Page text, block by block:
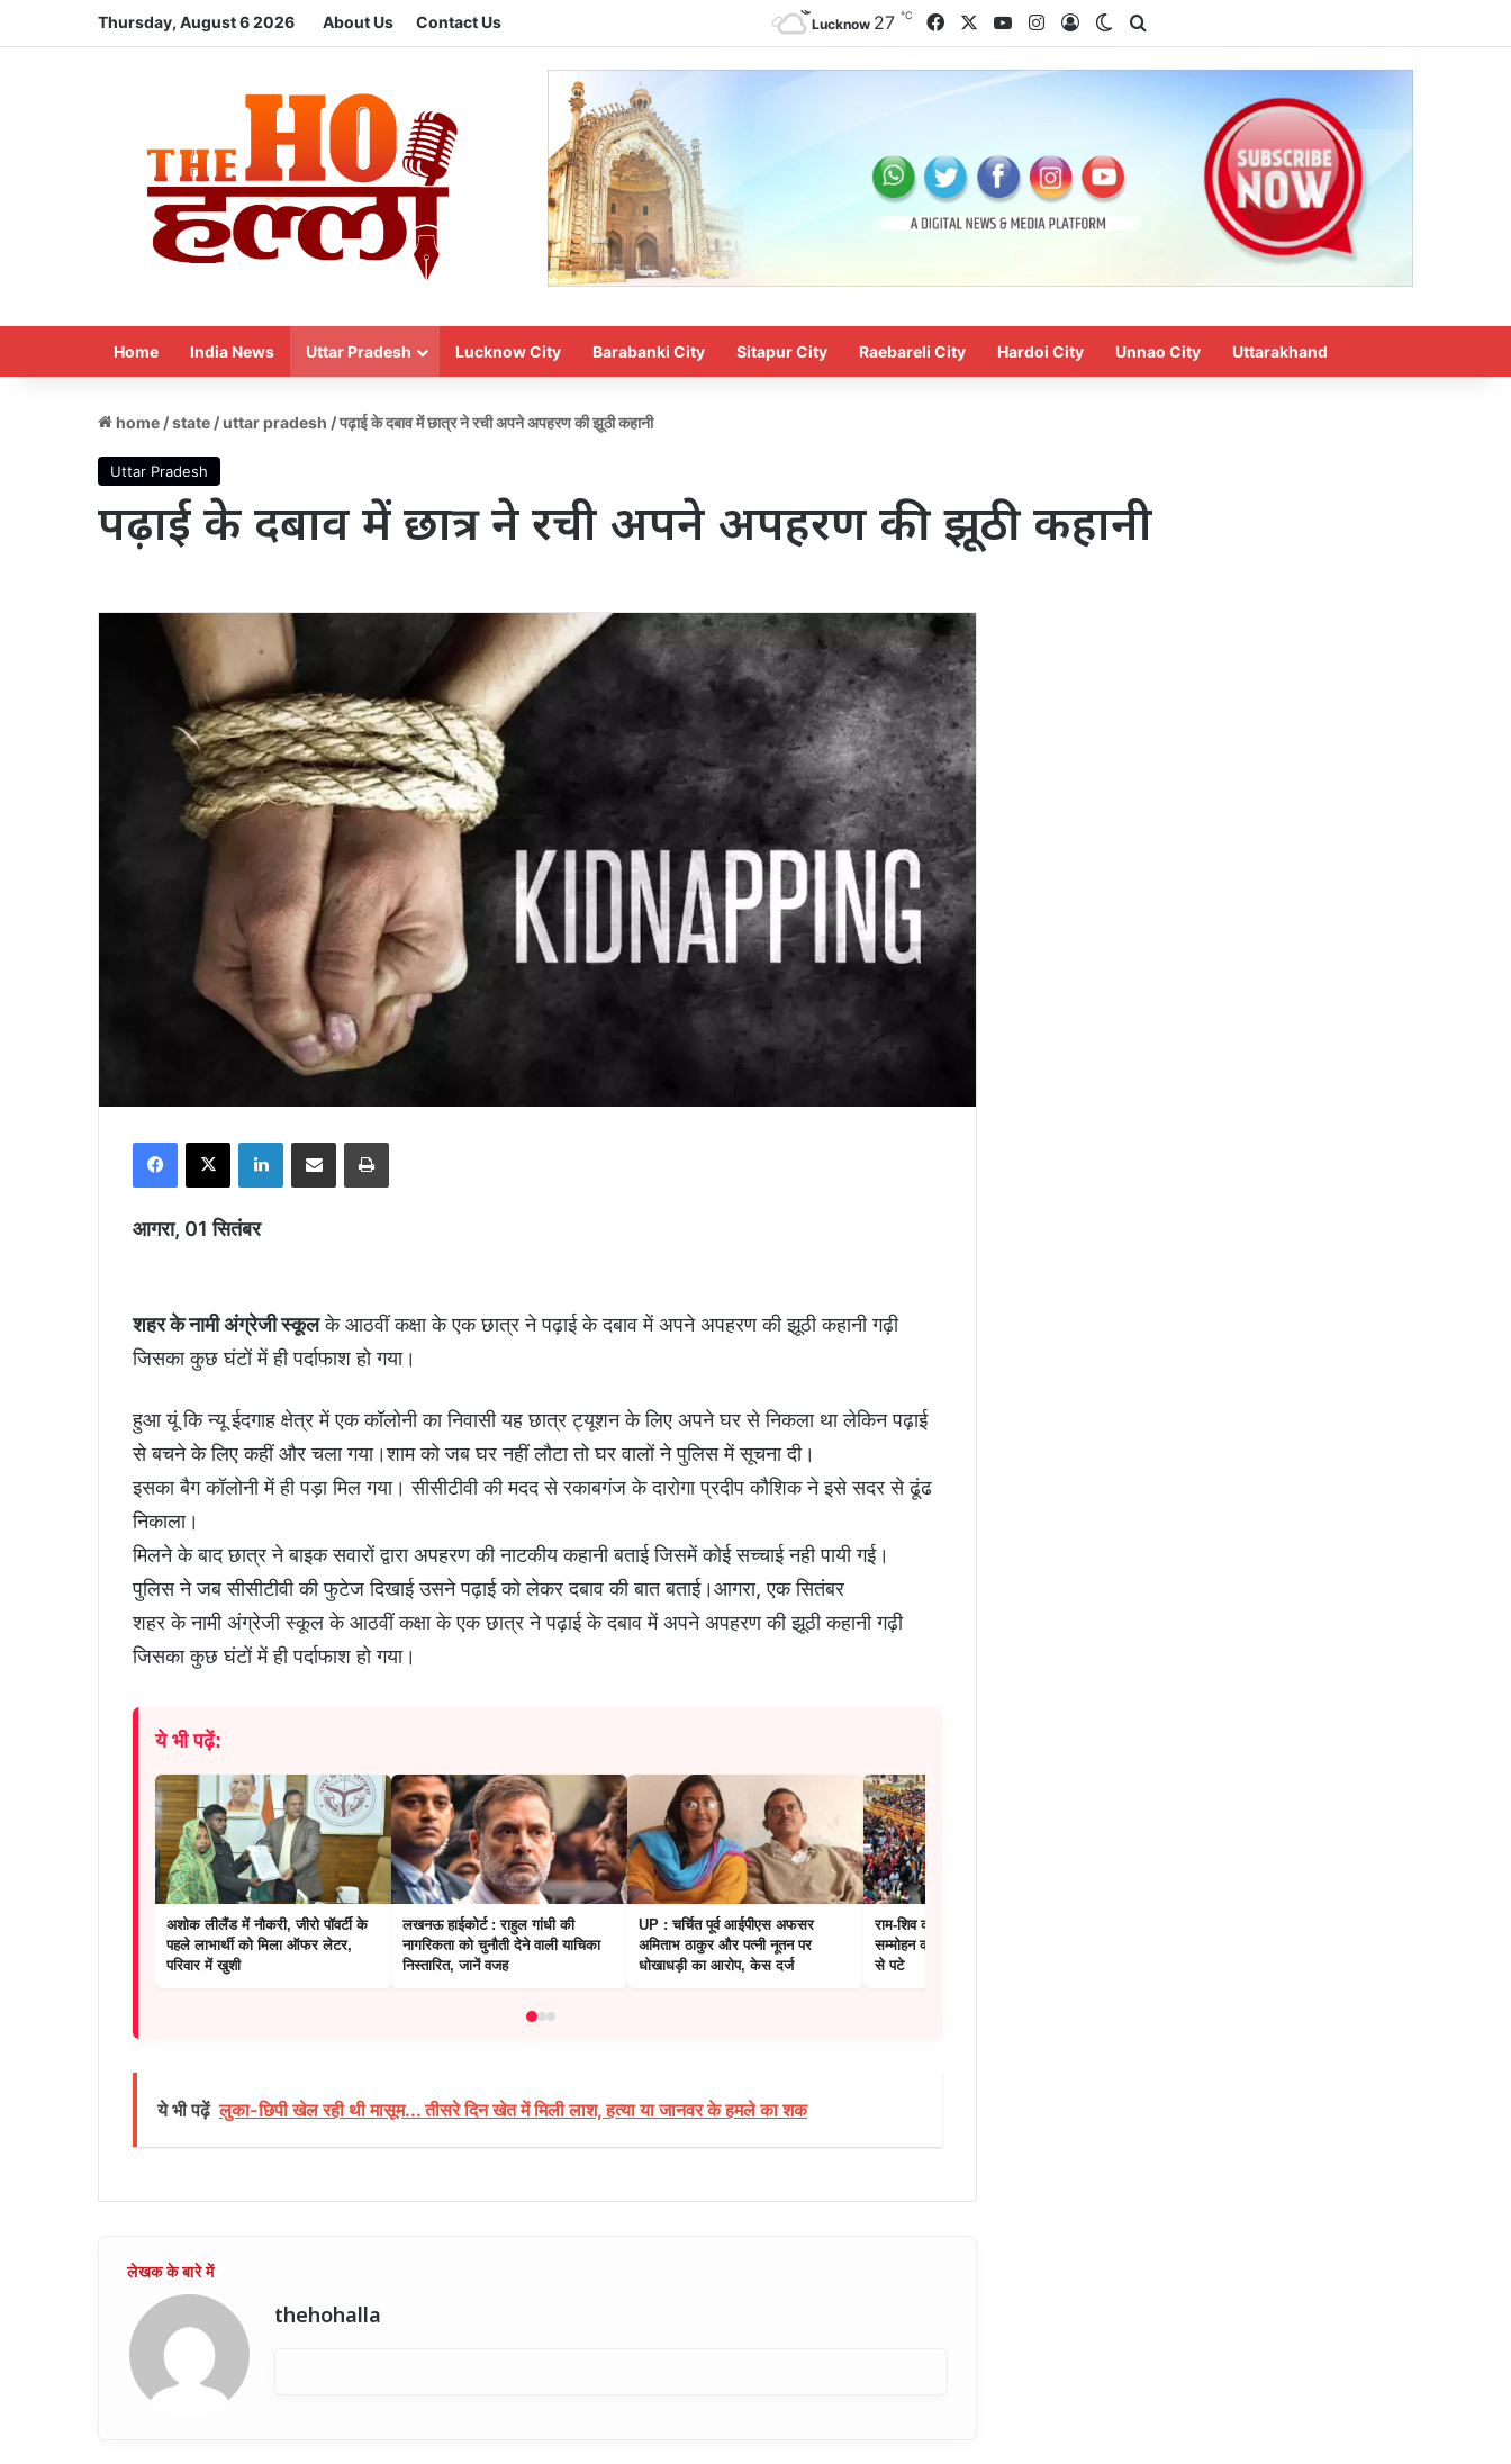
Thursday, August 6 2026 About Us Contact Us Lucknow 27 ℃ FacebookYouTubeInstagram
Log InSwitch skin
Home India News Uttar Pradesh Lucknow City Barabanki City Sitapur City Raebareli City Hardoi City Unnao City Uttarakhand
home /state /uttar pradesh /पढ़ाई के दबाव में छात्र ने रची अपने अपहरण की झूठी कहानी
Uttar Pradesh
पढ़ाई के दबाव में छात्र ने रची अपने अपहरण की झूठी कहानी
Facebook
X LinkedInShare via Email Print
आगरा, 01 सितंबर
शहर के नामी अंग्रेजी स्कूलके आठवीं कक्षा के एक छात्र ने पढ़ाई के दबाव में अपने अपहरण की झूठी कहानी गढ़ी
जिसका कुछ घंटों में ही पर्दाफाश हो गया।
हुआ यूं कि न्यू ईदगाह क्षेत्र में एक कॉलोनी का निवासी यह छात्र ट्यूशन के लिए अपने घर से निकला था लेकिन पढ़ाई
से बचने के लिए कहीं और चला गया।शाम को जब घर नहीं लौटा तो घर वालों ने पुलिस में सूचना दी।
इसका बैग कॉलोनी में ही पड़ा मिल गया। सीसीटीवी की मदद से रकाबगंज के दारोगा प्रदीप कौशिक ने इसे सदर से ढूंढ
निकाला।
मिलने के बाद छात्र ने बाइक सवारों द्वारा अपहरण की नाटकीय कहानी बताई जिसमें कोई सच्चाई नही पायी गई।
पुलिस ने जब सीसीटीवी की फुटेज दिखाई उसने पढ़ाई को लेकर दबाव की बात बताई।आगरा, एक सितंबर
शहर के नामी अंग्रेजी स्कूल के आठवीं कक्षा के एक छात्र ने पढ़ाई के दबाव में अपने अपहरण की झूठी कहानी गढ़ी
जिसका कुछ घंटों में ही पर्दाफाश हो गया।
ये भी पढ़ें:
अशोक लीलैंड में नौकरी, जीरो पॉवर्टी के
पहले लाभार्थी को मिला ऑफर लेटर,
परिवार में खुशी
लखनऊ हाईकोर्ट : राहुल गांधी की
नागरिकता को चुनौती देने वाली याचिका
निस्तारित, जानें वजह
UP : चर्चित पूर्व आईपीएस अफसर
अमिताभ ठाकुर और पत्नी नूतन पर
धोखाधड़ी का आरोप, केस दर्ज
राम-शिव की नगरी में भी फैला महाकुंभ के
सम्मोहन का जादू, गलियां रास्ते श्रद्धालुओं
से पटे
ये भी पढ़ें लुका-छिपी खेल रही थी मासूम... तीसरे दिन खेत में मिली लाश, हत्या या जानवर के हमले का शक
thehohalla